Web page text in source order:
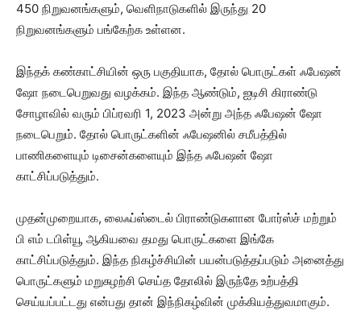
450 நிறுவனங்களும், வெளிநாடுகளில் இருந்து 20
நிறுவனங்களும் பங்கேற்க உள்ளன.
இந்தக் கண்காட்சியின் ஒரு பகுதியாக, தோல் பொருட்கள் ஃபேஷன்
ஷோ நடைபெறுவது வழக்கம். இந்த ஆண்டும், ஐடிசி கிராண்டு
சோழாவில் வரும் பிப்ரவரி 1, 2023 அன்று அந்த ஃபேஷன் ஷோ
நடைபெறும். தோல் பொருட்களின் ஃபேஷனில் சமீபத்தில்
பாணிகளையும் டிசைன்களையும் இந்த ஃபேஷன் ஷோ
காட்சிப்படுத்தும்.
முதன்முறையாக, லைஃப்ஸ்டைல் பிராண்டுகளான போர்ஸ்ச் மற்றும்
பி எம் டபிள்யூ ஆகியவை தமது பொருட்களை இங்கே
காட்சிப்படுத்தும். இந்த நிகழ்ச்சியின் பயன்படுத்தப்படும் அனைத்து
பொருட்களும் மறுசுழற்சி செய்த தோலில் இருந்தே உற்பத்தி
செய்யப்பட்டது என்பது தான் இந்நிகழ்வின் முக்கியத்துவமாகும்.